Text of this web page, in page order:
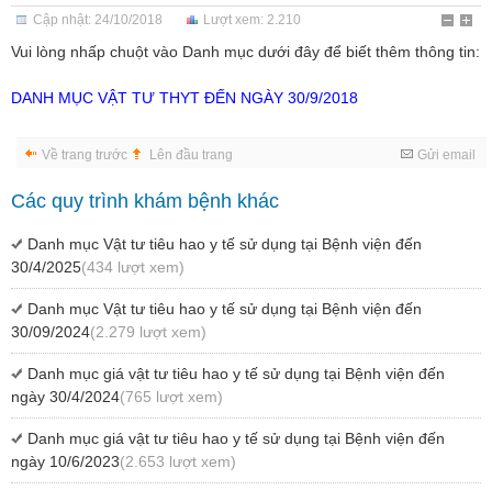
Cập nhật: 24/10/2018 Lượt xem: 2.210
Vui lòng nhấp chuột vào Danh mục dưới đây để biết thêm thông tin:
DANH MỤC VẬT TƯ THYT ĐẾN NGÀY 30/9/2018
Về trang trước Lên đầu trang Gửi email
Các quy trình khám bệnh khác
Danh mục Vật tư tiêu hao y tế sử dụng tại Bệnh viện đến
30/4/2025(434 lượt xem)
Danh mục Vật tư tiêu hao y tế sử dụng tại Bệnh viện đến
30/09/2024(2.279 lượt xem)
Danh mục giá vật tư tiêu hao y tế sử dụng tại Bệnh viện đến
ngày 30/4/2024(765 lượt xem)
Danh mục giá vật tư tiêu hao y tế sử dụng tại Bệnh viện đến
ngày 10/6/2023(2.653 lượt xem)